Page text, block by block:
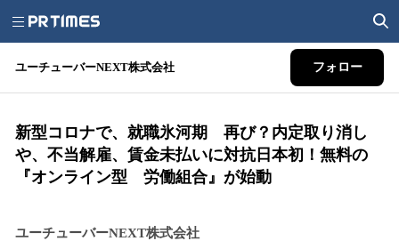
ユーチューバーNEXT株式会社 フォロー
新型コロナで、就職氷河期 再び？内定取り消し
や、不当解雇、賃金未払いに対抗日本初！無料の
『オンライン型 労働組合』が始動
ユーチューバーNEXT株式会社